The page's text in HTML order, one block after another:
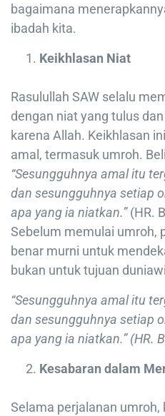
bagaimana
ibadah kita.
Keikhlasan Niat
Rasulullah SAW selalu
dengan niat yang tulus
karena Allah. Keikhlasan
amal, termasuk umroh.
“Sesungguhnya amal itu
dan sesungguhnya setiap
apa yang ia niatkan.”(HR.
Sebelum memulai umroh,
benar murni untuk
bukan untuk tujuan
“Sesungguhnya amal itu
dan sesungguhnya setiap
apa yang ia niatkan.” (HR.
Kesabaran dalam
Selama perjalanan umroh,